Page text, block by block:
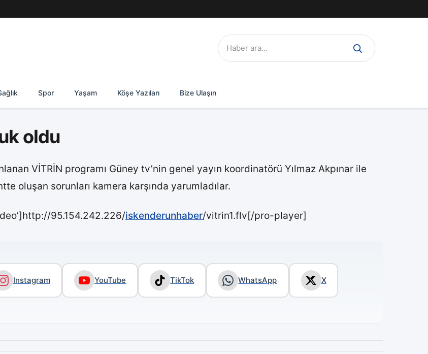
Ara:
Spor Yaşam Köşe Yazıları Bize Ulaşın
oldu
VİTRİN programı Güney tv’nin genel yayın koordinatörü Yılmaz Akpınar ile
oluşan sorunları kamera karşında yarumladılar.
95.154.242.226/iskenderunhaber/vitrin1.flv[/pro-player]
Instagram YouTube TikTok WhatsApp X